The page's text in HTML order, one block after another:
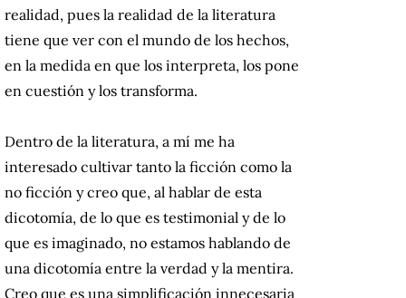
realidad, pues la realidad de la literatura
tiene que ver con el mundo de los hechos,
en la medida en que los interpreta, los pone
en cuestión y los transforma.
Dentro de la literatura, a mí me ha
interesado cultivar tanto la ficción como la
no ficción y creo que, al hablar de esta
dicotomía, de lo que es testimonial y de lo
que es imaginado, no estamos hablando de
una dicotomía entre la verdad y la mentira.
Creo que es una simplificación innecesaria